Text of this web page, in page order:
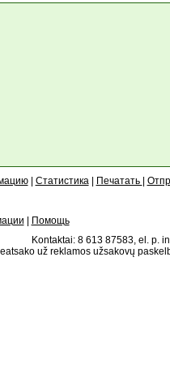
| Статистика| Печатать
Помощь
Kontaktai: 8 613 87583, el. p.
už reklamos užsakovų